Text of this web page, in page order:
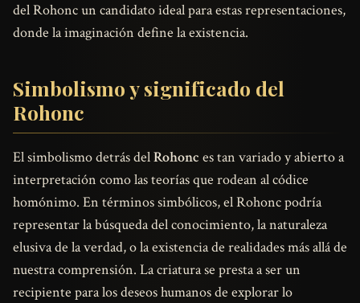
del Rohonc un candidato ideal para estas representaciones,
donde la imaginación define la existencia.
Simbolismo y significado del
Rohonc
El simbolismo detrás delRohonc es tan variado y abierto a
interpretación como las teorías que rodean al códice
homónimo. En términos simbólicos, el Rohonc podría
representar la búsqueda del conocimiento, la naturaleza
elusiva de la verdad, o la existencia de realidades más allá de
nuestra comprensión. La criatura se presta a ser un
recipiente para los deseos humanos de explorar lo